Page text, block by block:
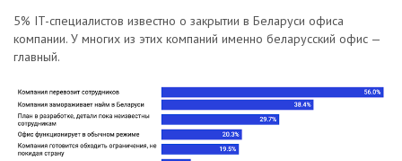
5% IT-специалистов известно о закрытии в Беларуси офиса
компании. У многих из этих компаний именно беларусский офис —
главный.